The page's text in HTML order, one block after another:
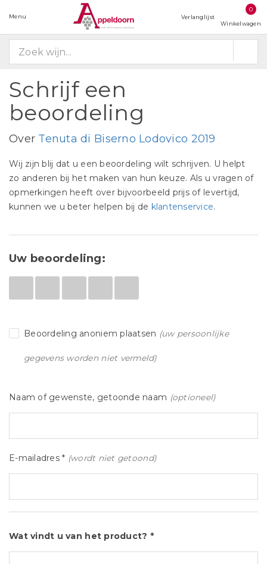
Menu Verlanglijst
0
Winkelwagen
Schrijf een
beoordeling
Over Tenuta di Biserno Lodovico 2019
Wij zijn blij dat u een beoordeling wilt schrijven. U helpt
zo anderen bij het maken van hun keuze. Als u vragen of
opmerkingen heeft over bijvoorbeeld prijs of levertijd,
kunnen we u beter helpen bij de klantenservice.
Uw beoordeling:
Beoordeling anoniem plaatsen (uw persoonlijke
gegevens worden niet vermeld)
Naam of gewenste, getoonde naam (optioneel)
E-mailadres * (wordt niet getoond)
Wat vindt u van het product? *